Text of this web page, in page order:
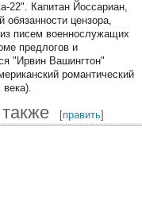
22". Капитан Йоссариан,
цензора,
писем военнослужащих
предлогов и
"Ирвин Вашингтон"
романтический
века).
[править]